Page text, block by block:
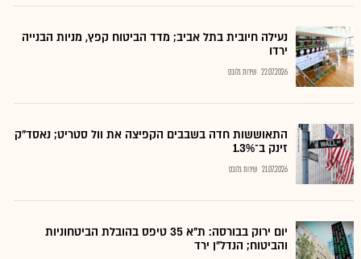
נעילה חיובית בתל אביב; מדד הביטוח קפץ, מניות הבנייה
ירדו
22.07.2026 שירות גלובס
התאוששות חדה בשבבים הקפיצה את וול סטריט; נאסד"ק
זינק ב־1.3%
21.07.2026 שירות גלובס
יום ירוק בבורסה: ת"א 35 טיפס בהובלת הביטחוניות
והביטוח; הנדל"ן ירד